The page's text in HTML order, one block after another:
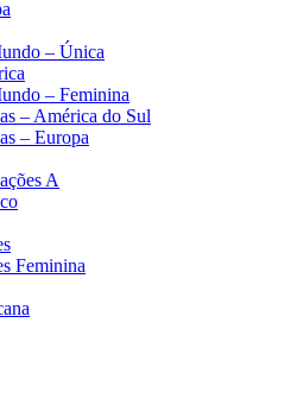
– Única
– Feminina
– América do Sul
– Europa
A
Feminina